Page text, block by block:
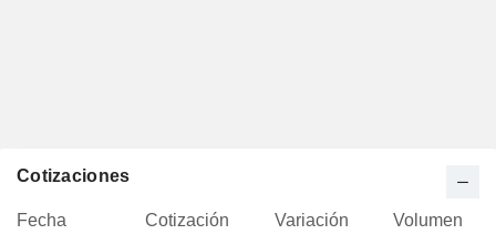
Cotizaciones
Fecha Cotización Variación
Volumen